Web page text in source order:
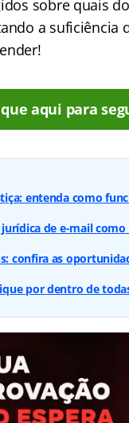
sobre quais
a suficiência
aqui para
entenda como
jurídica de e-mail
confira as
por dentro de